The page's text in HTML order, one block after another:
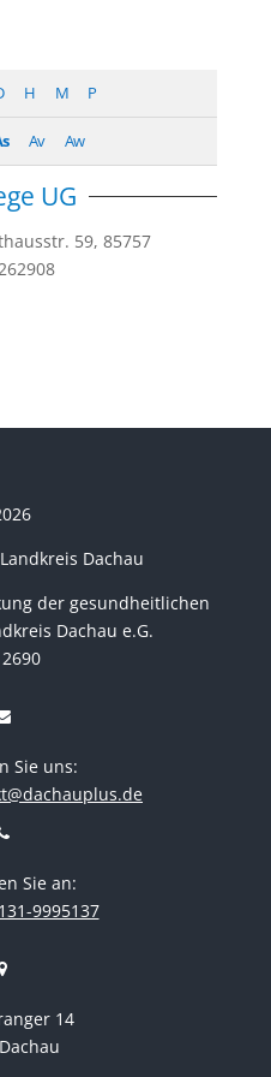
H M P
Av Aw
UG
59, 85757
Dachau
der gesundheitlichen
Dachau e.G.
Sie uns:
Sie an:
9995137
14